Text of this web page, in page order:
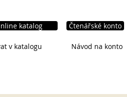
katalog
v katalogu
Čtenářské konto
Návod na konto